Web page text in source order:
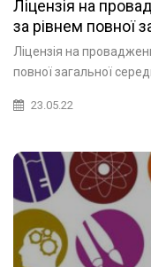
Ліцензія на
за рівнем повної
здобуття
Ліцензія на
повної загальної
23.05.22